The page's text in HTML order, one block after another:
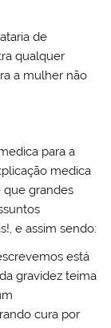
de
qualquer
a mulher não
para a
medica
que grandes
e assim sendo:
está
gravidez teima
cura por